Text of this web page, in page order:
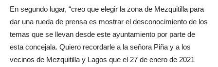
En segundo lugar, “creo que elegir la zona de Mezquitilla para
dar una rueda de prensa es mostrar el desconocimiento de los
temas que se llevan desde este ayuntamiento por parte de
esta concejala. Quiero recordarle a la señora Piña y a los
vecinos de Mezquitilla y Lagos que el 27 de enero de 2021